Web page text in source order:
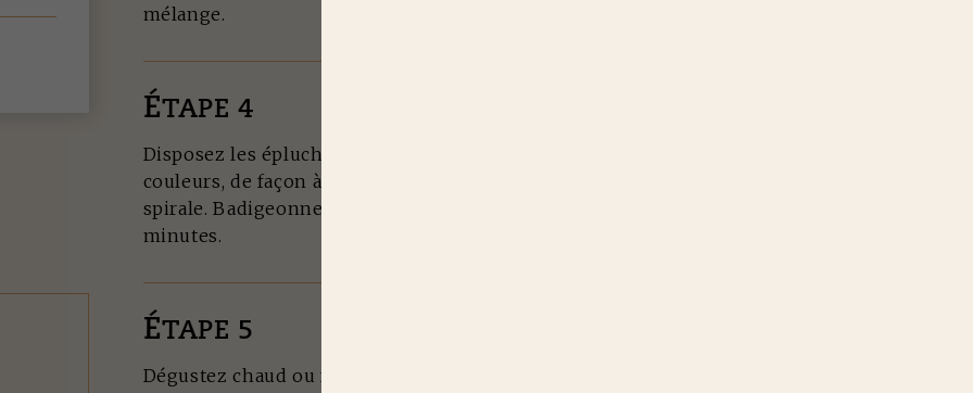
mélange.
ÉTAPE 4
Disposez les épluchures en partant du centre et en alternant les
couleurs, de façon à former une
spirale. Badigeonnez d'huile d'olive et enfournez pendant 20
minutes.
ÉTAPE 5
Dégustez chaud ou froid.